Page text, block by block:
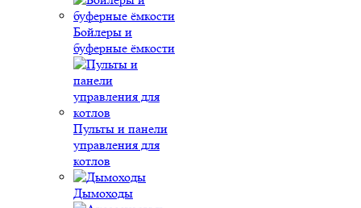
Бойлеры и
буферные ёмкости
Пульты и панели
управления для
котлов
Дымоходы